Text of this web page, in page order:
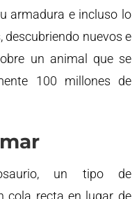
armadura e incluso lo
descubriendo nuevos e
un animal que se
100 millones de
un tipo de
cola recta en lugar de